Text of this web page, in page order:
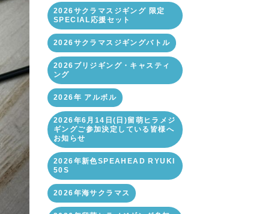
2026サクラマスジギング 限定
SPECIAL応援セット
2026サクラマスジギングバトル
2026ブリジギング・キャスティ
ング
2026年 アルボル
2026年6月14日(日)留萌ヒラメジ
ギングご参加決定している皆様へ
お知らせ
2026年新色SPEAHEAD RYUKI
50S
2026年海サクラマス